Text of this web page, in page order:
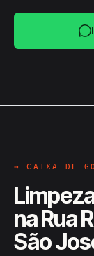
→ CAIXA DE
na Rua
São